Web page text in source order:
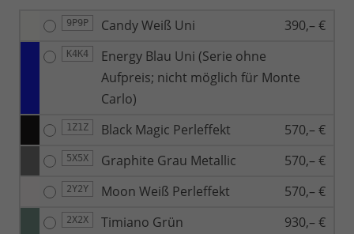
9P9P Candy Weiß Uni 390,– €
K4K4
Energy Blau Uni (Serie ohne
Aufpreis; nicht möglich für Monte
Carlo)
1Z1Z Black Magic Perleffekt 570,– €
5X5X Graphite Grau Metallic 570,– €
2Y2Y Moon Weiß Perleffekt 570,– €
2X2X Timiano Grün 930,– €